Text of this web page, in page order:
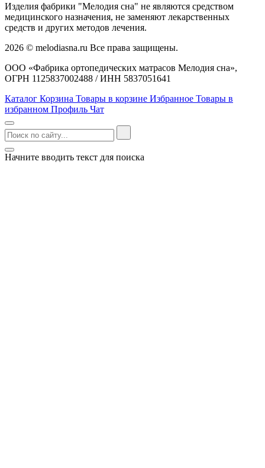
Изделия фабрики "Мелодия сна" не являются средством
медицинского назначения, не заменяют лекарственных
средств и других методов лечения.
2026 © melodiasna.ru Все права защищены.
ООО «Фабрика ортопедических матрасов Мелодия сна»,
ОГРН 1125837002488 / ИНН 5837051641
Каталог Корзина Товары в корзине Избранное Товары в
избранном Профиль Чат
Начните вводить текст для поиска